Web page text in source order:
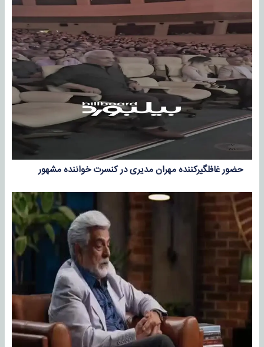
حضور غافلگیرکننده مهران مدیری در کنسرت خواننده مشهور